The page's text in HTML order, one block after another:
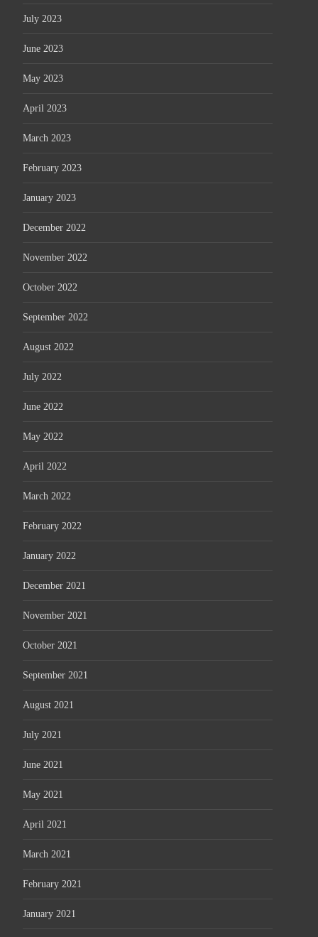
July 2023
June 2023
May 2023
April 2023
March 2023
February 2023
January 2023
December 2022
November 2022
October 2022
September 2022
August 2022
July 2022
June 2022
May 2022
April 2022
March 2022
February 2022
January 2022
December 2021
November 2021
October 2021
September 2021
August 2021
July 2021
June 2021
May 2021
April 2021
March 2021
February 2021
January 2021